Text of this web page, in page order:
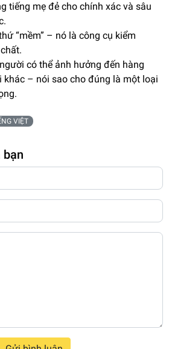
tiếng mẹ đẻ cho chính xác và sâu
“mềm” – nó là công cụ kiểm
có thể ảnh hưởng đến hàng
khác – nói sao cho đúng là một loại
VIỆT
bạn